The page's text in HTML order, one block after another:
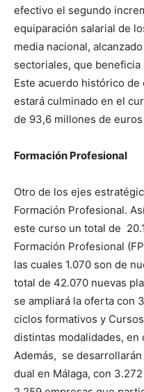
efectivo el segundo
equiparación salarial de
media nacional,
sectoriales, que beneficia
Este acuerdo histórico
estará culminado en el
de 93,6 millones de
Formación Profesional
Otro de los ejes
Formación Profesional.
este curso un total de
Formación Profesional
las cuales 1.070 son de
total de 42.070 nuevas
se ampliará la oferta con
ciclos formativos y
distintas modalidades,
Además, se
dual en Málaga, con